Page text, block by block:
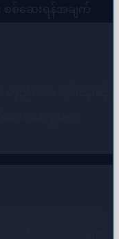
စစ်ဆေးရန်အချက်